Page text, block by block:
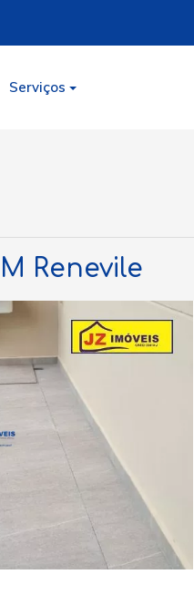
Serviços
Renevile